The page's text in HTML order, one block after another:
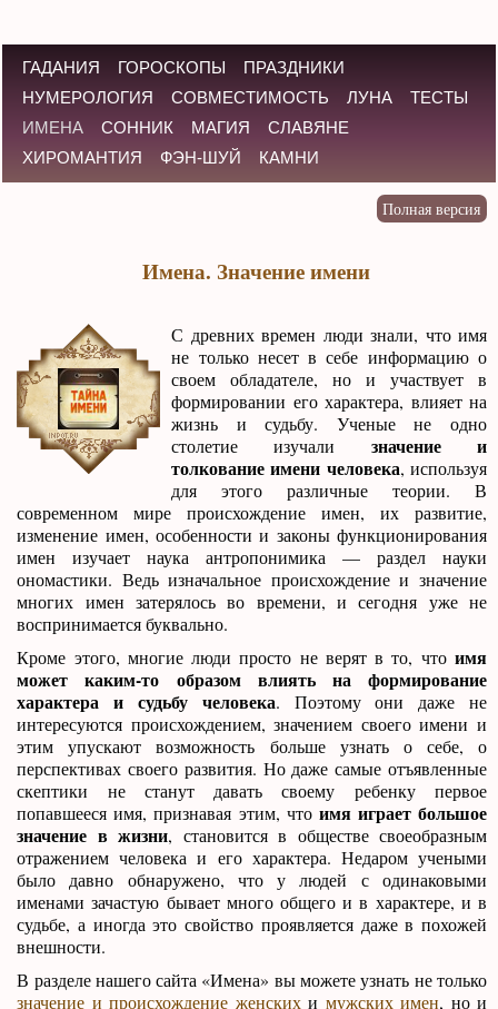
ГАДАНИЯ ГОРОСКОПЫ
ПРАЗДНИКИ
НУМЕРОЛОГИЯ
СОВМЕСТИМОСТЬ ЛУНА
ТЕСТЫ
ИМЕНА
СОННИК МАГИЯ
СЛАВЯНЕ
ХИРОМАНТИЯ
ФЭН-ШУЙ КАМНИ
Имена. Значение имени
С древних времен люди знали, что имя
не только несет в себе информацию о
своем обладателе, но и участвует в
формировании его характера, влияет на
жизнь и судьбу. Ученые не одно
столетие изучали значение и
толкование имени человека, используя
для этого различные теории. В
современном мире происхождение имен, их развитие,
изменение имен, особенности и законы функционирования
имен изучает наука антропонимика — раздел науки
ономастики. Ведь изначальное происхождение и значение
многих имен затерялось во времени, и сегодня уже не
воспринимается буквально.
Кроме этого, многие люди просто не верят в то, что имя
может каким-то образом влиять на формирование
характера и судьбу человека. Поэтому они даже не
интересуются происхождением, значением своего имени и
этим упускают возможность больше узнать о себе, о
перспективах своего развития. Но даже самые отъявленные
скептики не станут давать своему ребенку первое
попавшееся имя, признавая этим, что имя играет большое
значение в жизни, становится в обществе своеобразным
отражением человека и его характера. Недаром учеными
было давно обнаружено, что у людей с одинаковыми
именами зачастую бывает много общего и в характере, и в
судьбе, а иногда это свойство проявляется даже в похожей
внешности.
В разделе нашего сайта «Имена» вы можете узнать не только
значение и происхождение женскихи мужских имен, но и